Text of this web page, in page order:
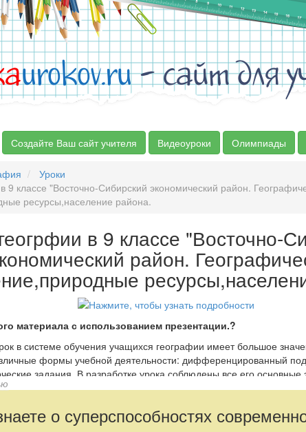
urokov.ru- сайт для
Создайте Ваш сайт учителя Видеоуроки Олимпиады
Уроки
9 классе "Восточно-Сибирский экономический район.
ресурсы,население района.
в 9 классе "Восточно-
район.
материала с использованием презентации.?
в системе обучения учащихся географии имеет большое
формы учебной деятельности: дифференцированный
задания. В разработке урока соблюдены все его
образовательному стандарту. Презентацию можно
поисковые и исследовательские методы, что способствует
как электронный учебный материал к уроку с целью создания
о суперспособностях